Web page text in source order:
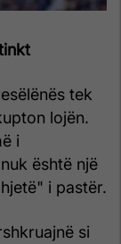
tek
lojën.
i
është një
i pastër.
si